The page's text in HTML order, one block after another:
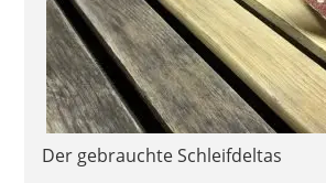
Der gebrauchte Schleifdeltas